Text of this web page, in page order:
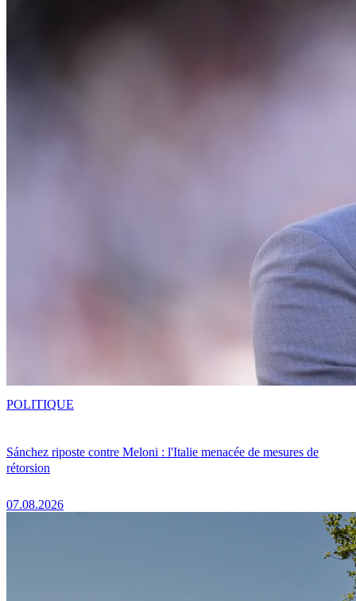
Sánchez riposte contre Meloni : l'Italie menacée de mesures de
rétorsion
07.08.2026
POLITIQUE